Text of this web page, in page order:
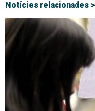
Notícies relacionades >